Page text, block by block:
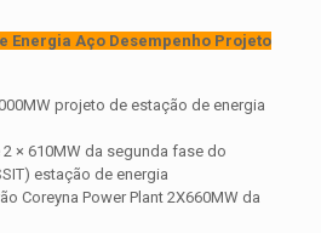
Energia Aço Desempenho Projeto
projeto de estação de energia
× 610MW da segunda fase do
estação de energia
Coreyna Power Plant 2X660MW da